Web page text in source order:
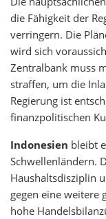
die Fähigkeit der
verringern. Die
wird sich
Zentralbank muss
straffen, um die
Regierung ist
finanzpolitischen
Indonesien bleibt
Schwellenländern.
Haushaltsdisziplin
gegen eine weitere
hohe